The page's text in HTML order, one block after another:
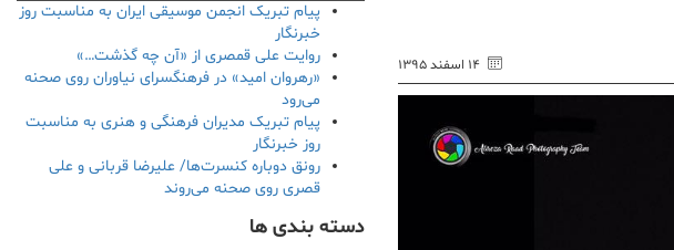
۱۴ اسفند ۱۳۹۵
پیام تبریک انجمن موسیقی ایران به مناسبت روز
خبرنگار
روایت علی قمصری از «آن چه گذشت…»
«رهروان امید» در فرهنگسرای نیاوران روی صحنه
می‌رود
پیام تبریک مدیران فرهنگی و هنری به مناسبت
روز خبرنگار
رونق دوباره کنسرت‌ها/ علیرضا قربانی و علی
قصری روی صحنه می‌روند
دسته بندی ها